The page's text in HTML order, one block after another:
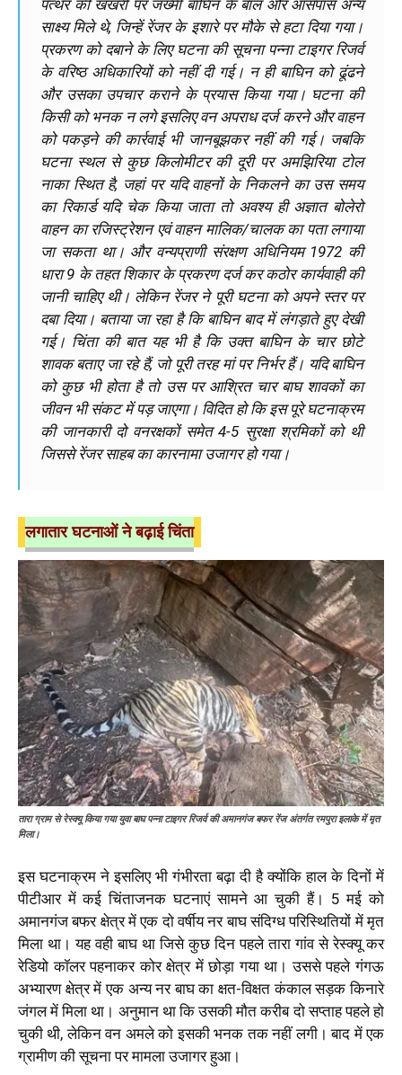
पत्थर की खखरी पर जख्मी बाघिन के बाल और आसपास अन्य
साक्ष्य मिले थे, जिन्हें रेंजर के इशारे पर मौके से हटा दिया गया।
प्रकरण को दबाने के लिए घटना की सूचना पन्ना टाइगर रिजर्व
के वरिष्ठ अधिकारियों को नहीं दी गई। न ही बाघिन को ढूंढने
और उसका उपचार कराने के प्रयास किया गया। घटना की
किसी को भनक न लगे इसलिए वन अपराध दर्ज करने और वाहन
को पकड़ने की कार्रवाई भी जानबूझकर नहीं की गई। जबकि
घटना स्थल से कुछ किलोमीटर की दूरी पर अमझिरिया टोल
नाका स्थित है, जहां पर यदि वाहनों के निकलने का उस समय
का रिकार्ड यदि चेक किया जाता तो अवश्य ही अज्ञात बोलेरो
वाहन का रजिस्ट्रेशन एवं वाहन मालिक/चालक का पता लगाया
जा सकता था। और वन्यप्राणी संरक्षण अधिनियम 1972 की
धारा 9 के तहत शिकार के प्रकरण दर्ज कर कठोर कार्यवाही की
जानी चाहिए थी। लेकिन रेंजर ने पूरी घटना को अपने स्तर पर
दबा दिया। बताया जा रहा है कि बाघिन बाद में लंगड़ाते हुए देखी
गई। चिंता की बात यह भी है कि उक्त बाघिन के चार छोटे
शावक बताए जा रहे हैं, जो पूरी तरह मां पर निर्भर हैं। यदि बाघिन
को कुछ भी होता है तो उस पर आश्रित चार बाघ शावकों का
जीवन भी संकट में पड़ जाएगा। विदित हो कि इस पूरे घटनाक्रम
की जानकारी दो वनरक्षकों समेत 4-5 सुरक्षा श्रमिकों को थी
जिससे रेंजर साहब का कारनामा उजागर हो गया।
लगातार घटनाओं ने बढ़ाई चिंता
तारा ग्राम से रेस्क्यू किया गया युवा बाघ पन्ना टाइगर रिजर्व की अमानगंज बफर रेंज अंतर्गत रमपुरा इलाके में मृत
मिला।
इस घटनाक्रम ने इसलिए भी गंभीरता बढ़ा दी है क्योंकि हाल के दिनों में
पीटीआर में कई चिंताजनक घटनाएं सामने आ चुकी हैं। 5 मई को
अमानगंज बफर क्षेत्र में एक दो वर्षीय नर बाघ संदिग्ध परिस्थितियों में मृत
मिला था। यह वही बाघ था जिसे कुछ दिन पहले तारा गांव से रेस्क्यू कर
रेडियो कॉलर पहनाकर कोर क्षेत्र में छोड़ा गया था। उससे पहले गंगऊ
अभ्यारण क्षेत्र में एक अन्य नर बाघ का क्षत-विक्षत कंकाल सड़क किनारे
जंगल में मिला था। अनुमान था कि उसकी मौत करीब दो सप्ताह पहले हो
चुकी थी, लेकिन वन अमले को इसकी भनक तक नहीं लगी। बाद में एक
ग्रामीण की सूचना पर मामला उजागर हुआ।